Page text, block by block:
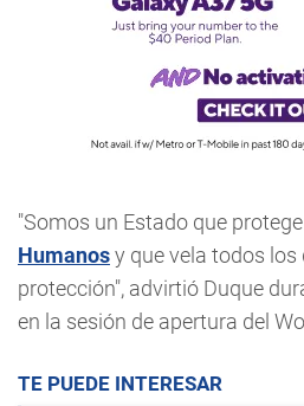
"Somos un Estado que
Humanosy que vela todos los
protección", advirtió Duque
en la sesión de apertura del
TE PUEDE INTERESAR